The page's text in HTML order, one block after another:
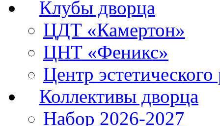
Клубы дворца
ЦДТ «Камертон»
ЦНТ «Феникс»
Центр эстетического
Коллективы дворца
Набор 2026-2027